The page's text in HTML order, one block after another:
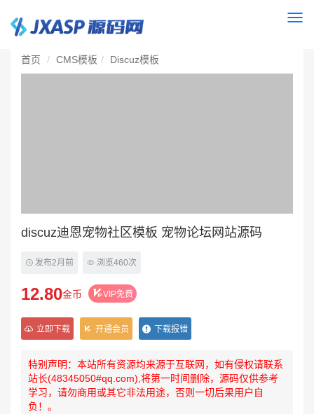
首页 CMS模板 Discuz模板
discuz迪恩宠物社区模板 宠物论坛网站源码
发布2月前 浏览460次
12.80金币 VIP免费
立即下载 开通会员 下载报错
特别声明：本站所有资源均来源于互联网，如有侵权请联系
站长(48345050#qq.com),将第一时间删除，源码仅供参考
学习，请勿商用或其它非法用途，否则一切后果用户自
负！。